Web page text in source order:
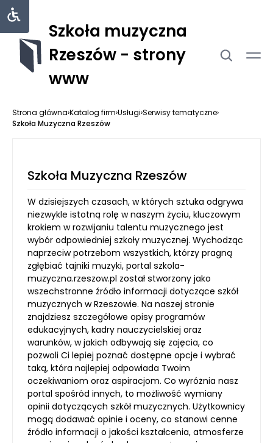
Szkoła muzyczna
Rzeszów - strony
www
Strona główna›Katalog firm›Usługi›Serwisy tematyczne›
Szkoła Muzyczna Rzeszów
Szkoła Muzyczna Rzeszów
W dzisiejszych czasach, w których sztuka odgrywa
niezwykle istotną rolę w naszym życiu, kluczowym
krokiem w rozwijaniu talentu muzycznego jest
wybór odpowiedniej szkoły muzycznej. Wychodząc
naprzeciw potrzebom wszystkich, którzy pragną
zgłębiać tajniki muzyki, portal szkola-
muzyczna.rzeszow.pl został stworzony jako
wszechstronne źródło informacji dotyczące szkół
muzycznych w Rzeszowie. Na naszej stronie
znajdziesz szczegółowe opisy programów
edukacyjnych, kadry nauczycielskiej oraz
warunków, w jakich odbywają się zajęcia, co
pozwoli Ci lepiej poznać dostępne opcje i wybrać
taką, która najlepiej odpowiada Twoim
oczekiwaniom oraz aspiracjom. Co wyróżnia nasz
portal spośród innych, to możliwość wymiany
opinii dotyczących szkół muzycznych. Użytkownicy
mogą dodawać opinie i oceny, co stanowi cenne
źródło informacji o jakości kształcenia, atmosferze